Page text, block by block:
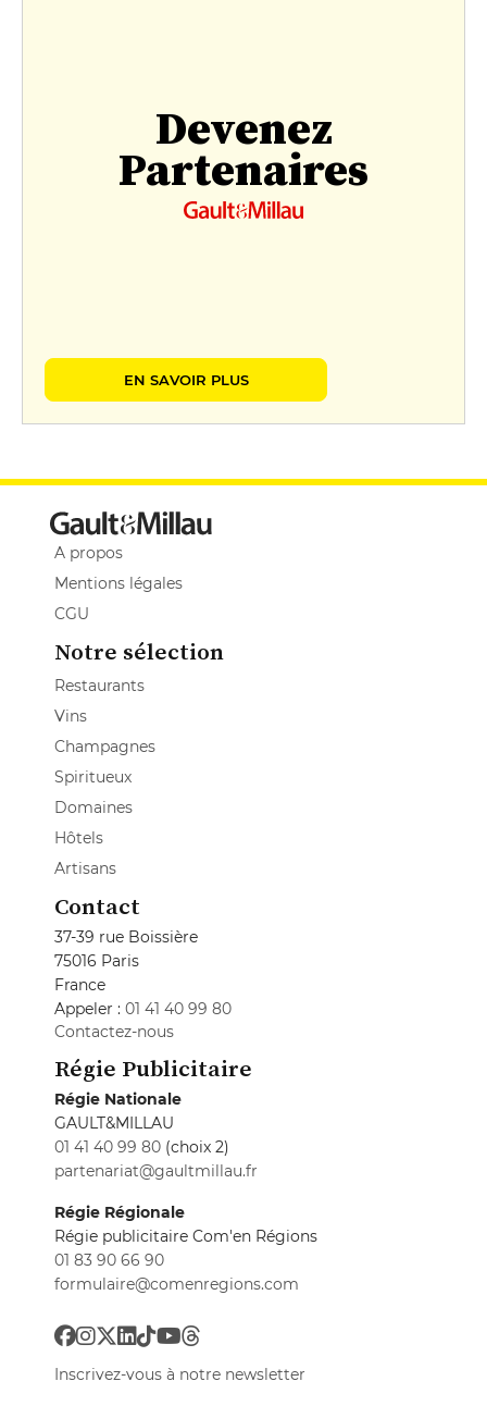
Devenez
Partenaires
EN SAVOIR PLUS
A propos
Mentions légales
CGU
Notre sélection
Restaurants
Vins
Champagnes
Spiritueux
Domaines
Hôtels
Artisans
Contact
37-39 rue Boissière
75016 Paris
France
Appeler : 01 41 40 99 80
Contactez-nous
Régie Publicitaire
Régie Nationale
GAULT&MILLAU
01 41 40 99 80 (choix 2)
partenariat@gaultmillau.fr
Régie Régionale
Régie publicitaire Com'en Régions
01 83 90 66 90
formulaire@comenregions.com
Inscrivez-vous à notre newsletter